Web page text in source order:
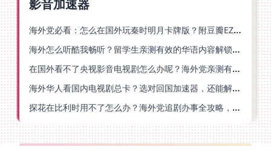
影音加速器
海外党必看：怎么在国外玩秦时明月卡牌版？附豆瓣EZCast地区限制破解法
海外怎么听酷我畅听？留学生亲测有效的华语内容解锁指南
在国外看不了央视影音电视剧怎么办呢？海外党亲测有效的回国加速方案
海外华人看国内电视剧总卡？选对回国加速器，还能解决菲律宾打不开反诈中心的问题
探花在比利时用不了怎么办？海外党追剧办事全攻略，选对加速器就够了